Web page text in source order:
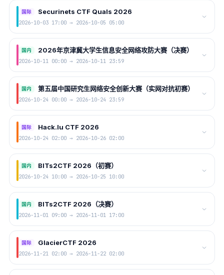
国际 Securinets CTF Quals 2026
2026-10-03 17:00 → 2026-10-05 05:00
国内 2026年京津冀大学生信息安全网络攻防大赛（决赛）
2026-10-11 00:00 → 2026-10-11 23:59
国内 第五届中国研究生网络安全创新大赛（实网对抗初赛）
2026-10-24 00:00 → 2026-10-24 23:59
国际 Hack.lu CTF 2026
2026-10-24 02:00 → 2026-10-26 02:00
国内 BITs2CTF 2026（初赛）
2026-10-24 10:00 → 2026-10-25 10:00
国内 BITs2CTF 2026（决赛）
2026-11-01 09:00 → 2026-11-01 17:00
国际 GlacierCTF 2026
2026-11-21 02:00 → 2026-11-22 02:00